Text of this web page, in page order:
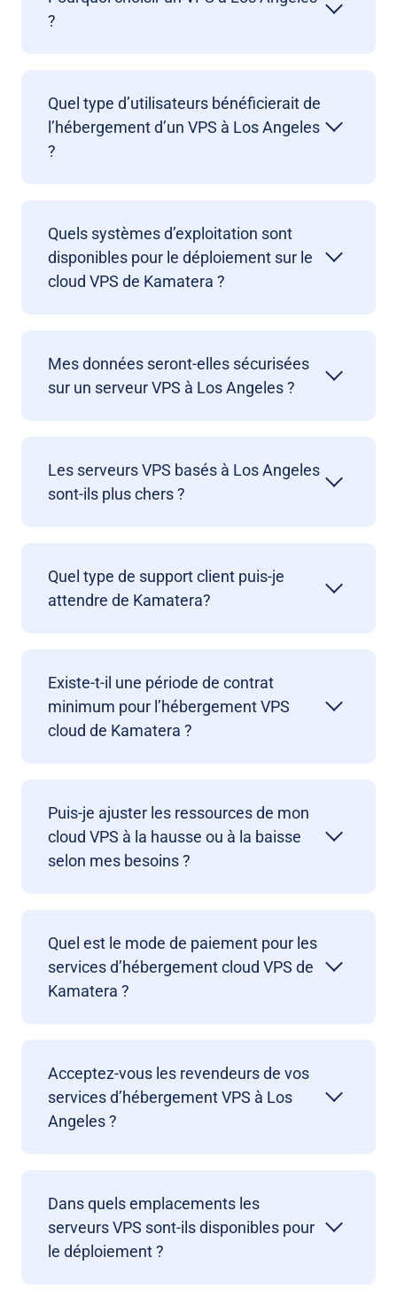
?
Quel type d’utilisateurs bénéficierait de
l’hébergement d’un VPS à Los Angeles
?
Quels systèmes d’exploitation sont
disponibles pour le déploiement sur le
cloud VPS de Kamatera ?
Mes données seront-elles sécurisées
sur un serveur VPS à Los Angeles ?
Les serveurs VPS basés à Los Angeles
sont-ils plus chers ?
Quel type de support client puis-je
attendre de Kamatera?
Existe-t-il une période de contrat
minimum pour l’hébergement VPS
cloud de Kamatera ?
Puis-je ajuster les ressources de mon
cloud VPS à la hausse ou à la baisse
selon mes besoins ?
Quel est le mode de paiement pour les
services d’hébergement cloud VPS de
Kamatera ?
Acceptez-vous les revendeurs de vos
services d’hébergement VPS à Los
Angeles ?
Dans quels emplacements les
serveurs VPS sont-ils disponibles pour
le déploiement ?